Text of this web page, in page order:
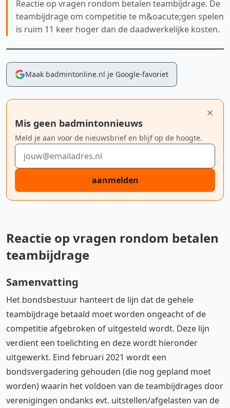
Reactie op vragen rondom betalen teambijdrage. De
teambijdrage om competitie te m&oacute;gen spelen
is ruim 11 keer hoger dan de daadwerkelijke kosten.
Maak badmintonline.nl je Google-favoriet
Mis geen badmintonnieuws
Meld je aan voor de nieuwsbrief en blijf op de hoogte.
E-mailadres
aanmelden
Reactie op vragen rondom betalen
teambijdrage
Samenvatting
Het bondsbestuur hanteert de lijn dat de gehele
teambijdrage betaald moet worden ongeacht of de
competitie afgebroken of uitgesteld wordt. Deze lijn
verdient een toelichting en deze wordt hieronder
uitgewerkt. Eind februari 2021 wordt een
bondsvergadering gehouden (die nog gepland moet
worden) waarin het voldoen van de teambijdrages door
verenigingen ondanks evt. uitstellen/afgelasten van de